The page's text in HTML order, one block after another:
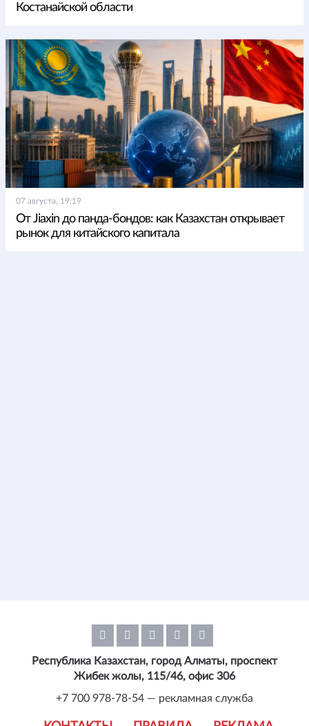
Костанайской области
07 августа, 19:19
От Jiaxin до панда-бондов: как Казахстан открывает
рынок для китайского капитала
Республика Казахстан, город Алматы, проспект
Жибек жолы, 115/46, офис 306
+7 700 978-78-54 — рекламная служба